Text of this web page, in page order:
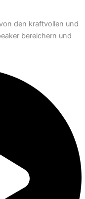
den kraftvollen und
bereichern und